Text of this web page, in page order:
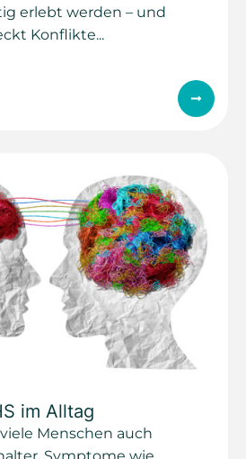
erlebt werden – und
Konflikte...
im Alltag
Menschen auch